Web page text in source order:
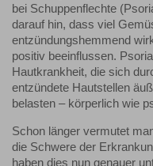
bei Schuppenflechte
darauf hin, dass viel
entzündungshemmend
positiv beeinflussen.
Hautkrankheit, die sich
entzündete Hautstellen
belasten – körperlich wie
Schon länger vermutet
die Schwere der
haben dies nun genauer